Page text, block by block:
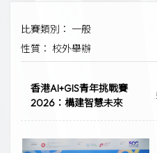
比賽類別： 一般
性質： 校外舉辦
香港AI+GIS青年挑戰賽
2026：構建智慧未來